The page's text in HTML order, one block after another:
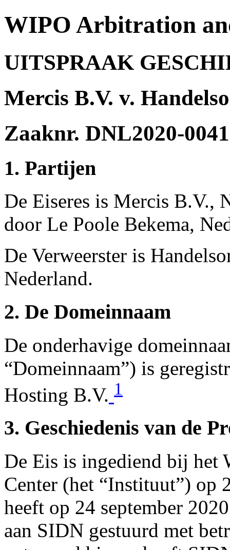
WIPO Arbitration
UITSPRAAK
Mercis B.V. v.
Zaaknr. DNL2020-0041
1. Partijen
De Eiseres is Mercis B.V.,
door Le Poole Bekema,
De Verweerster is
Nederland.
2. De Domeinnaam
De onderhavige
“Domeinnaam”) is
Hosting B.V. 1
3. Geschiedenis van de
De Eis is ingediend bij
Center (het “Instituut”) op
heeft op 24 september
aan SIDN gestuurd met